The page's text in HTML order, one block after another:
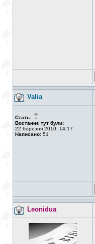
Valia
Стать:
Востаннє тут були:
22 березня 2010, 14:17
Написано: 51
Leonidua